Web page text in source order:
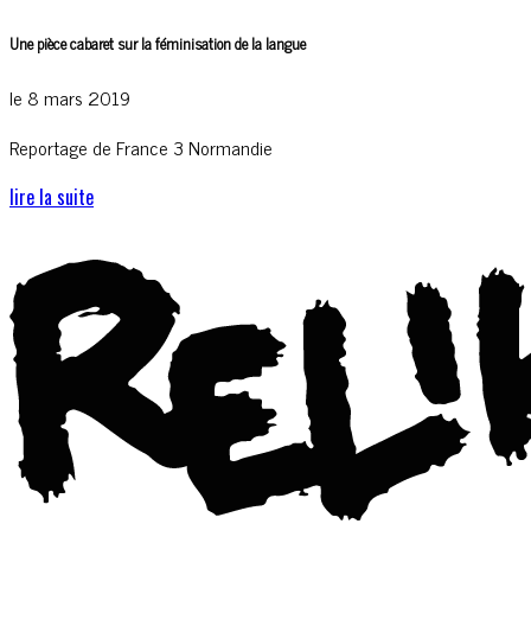
Une pièce cabaret sur la féminisation de la langue
le 8 mars 2019
Reportage de France 3 Normandie
lire la suite